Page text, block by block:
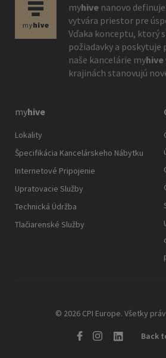
myhive nanovo
vytvára priestor pre
Vďaka konceptu, ktorý
požiadavky a
naše kancelárie myhive
krajinách stanovujú
myhive
Lokality
Špecifikácia Kancelárskeho Nábytku
Internetové Pripojenie
Upratovacie Služby
Technická Údržba
Tlačiarenské Služby
© 2026 CPI Europe. Všetky
Back